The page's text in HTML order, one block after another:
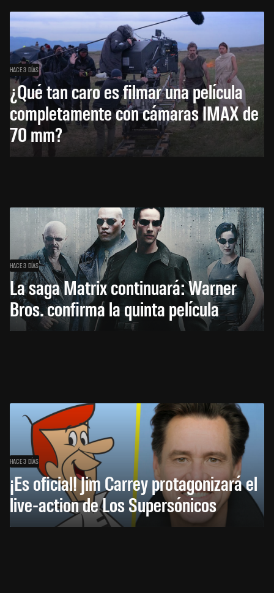
HACE 3 DÍAS
¿Qué tan caro es filmar una película
completamente con cámaras IMAX de
70 mm?
HACE 3 DÍAS
La saga Matrix continuará: Warner
Bros. confirma la quinta película
HACE 3 DÍAS
¡Es oficial! Jim Carrey protagonizará el
live-action de Los Supersónicos